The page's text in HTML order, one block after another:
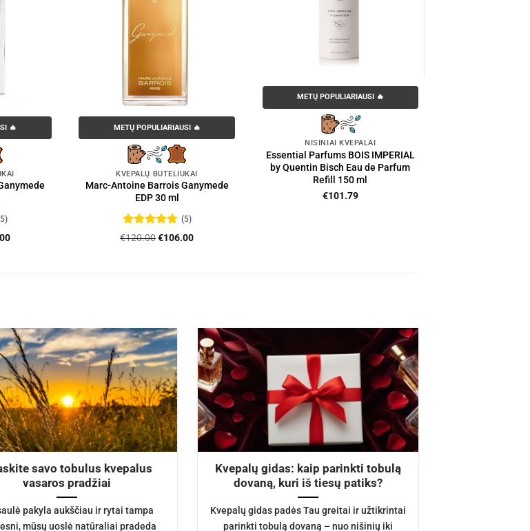
🔥
Current
METŲ POPULIARIAUSI 🔥
KVEPALŲ BUTELIUKAI
Marc-Antoine Barrois Ganymede
EDP 30 ml
Įvertinimas:
(5)
€120.00Original
€106.00Current
METŲ POPULIARIAUSI 🔥
NIŠINIAI KVEPALAI
Essential Parfums BOIS IMPERIAL
by Quentin Bisch Eau de Parfum
Refill 150 ml
€101.79
savo tobulus kvepalus
vasaros pradžiai
pakyla aukščiau ir rytai tampa
mūsų uoslė natūraliai pradeda
Kvepalų gidas: kaip parinkti tobulą
dovaną, kuri iš tiesų patiks?
Kvepalų gidas padės Tau greitai ir užtikrintai
parinkti tobulą dovaną – nuo nišinių iki